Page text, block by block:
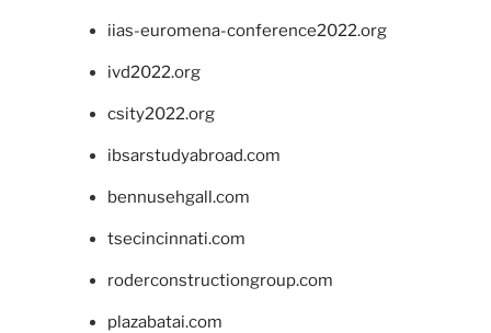
iias-euromena-conference2022.org
ivd2022.org
csity2022.org
ibsarstudyabroad.com
bennusehgall.com
tsecincinnati.com
roderconstructiongroup.com
plazabatai.com